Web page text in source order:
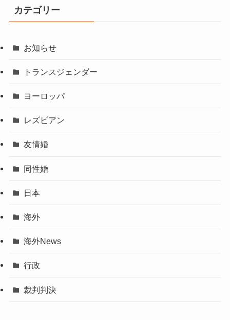
カテゴリー
お知らせ
トランスジェンダー
ヨーロッパ
レズビアン
友情婚
同性婚
日本
海外
海外News
行政
裁判判決